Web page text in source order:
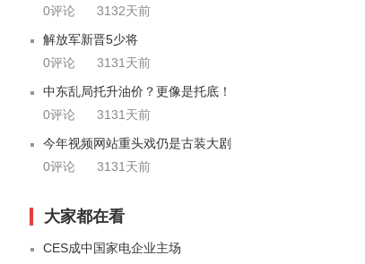
0评论
3132天前
解放军新晋5少将
0评论
3131天前
中东乱局托升油价？更像是托底！
0评论
3131天前
今年视频网站重头戏仍是古装大剧
0评论
3131天前
大家都在看
CES成中国家电企业主场